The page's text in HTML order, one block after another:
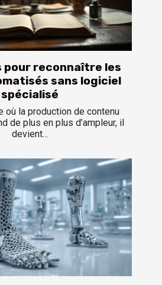
reconnaître les
sans logiciel
spécialisé
où la production de contenu
de plus en plus d’ampleur, il
devient...